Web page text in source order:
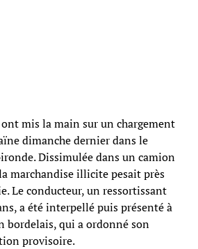
ont mis la main sur un chargement
dimanche dernier dans le
Dissimulée dans un camion
marchandise illicite pesait près
Le conducteur, un ressortissant
a été interpellé puis présenté à
bordelais, qui a ordonné son
provisoire.